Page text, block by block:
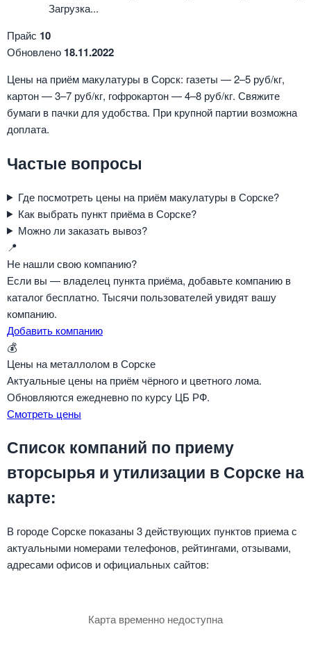
Загрузка...
Прайс 10
Обновлено 18.11.2022
Цены на приём макулатуры в Сорск: газеты — 2–5 руб/кг,
картон — 3–7 руб/кг, гофрокартон — 4–8 руб/кг. Свяжите
бумаги в пачки для удобства. При крупной партии возможна
доплата.
Частые вопросы
Где посмотреть цены на приём макулатуры в Сорске?
Как выбрать пункт приёма в Сорске?
Можно ли заказать вывоз?
📍
Не нашли свою компанию?
Если вы — владелец пункта приёма, добавьте компанию в
каталог бесплатно. Тысячи пользователей увидят вашу
компанию.
Добавить компанию
💰
Цены на металлолом в Сорске
Актуальные цены на приём чёрного и цветного лома.
Обновляются ежедневно по курсу ЦБ РФ.
Смотреть цены
Список компаний по приему
вторсырья и утилизации в Сорске на
карте:
В городе Сорске показаны 3 действующих пунктов приема с
актуальными номерами телефонов, рейтингами, отзывами,
адресами офисов и официальных сайтов:
Карта временно недоступна